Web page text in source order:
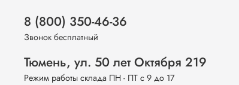
8 (800) 350-46-36
Звонок бесплатный
Тюмень, ул. 50 лет Октября 219
Режим работы склада ПН - ПТ с 9 до 17